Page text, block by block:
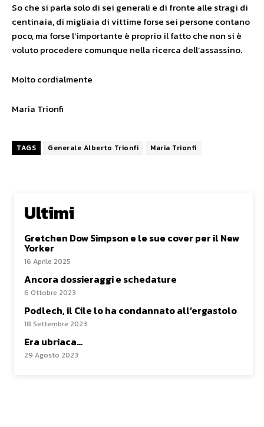
So che si parla solo di sei generali e di fronte alle stragi di
centinaia, di migliaia di vittime forse sei persone contano
poco, ma forse l’importante è proprio il fatto che non si è
voluto procedere comunque nella ricerca dell’assassino.
Molto cordialmente
Maria Trionfi
TAGS Generale Alberto Trionfi Maria Trionfi
Ultimi
Gretchen Dow Simpson e le sue cover per il New
Yorker
16 Aprile 2025
Ancora dossieraggi e schedature
6 Ottobre 2023
Podlech, il Cile lo ha condannato all’ergastolo
18 Settembre 2023
Era ubriaca…
29 Agosto 2023